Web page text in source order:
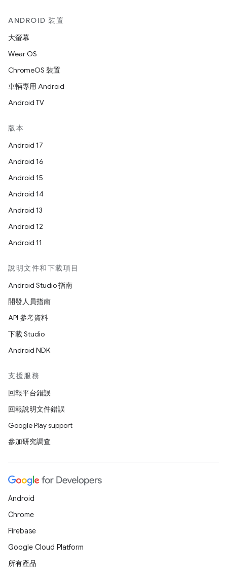
ANDROID 裝置
大螢幕
Wear OS
ChromeOS 裝置
車輛專用 Android
Android TV
版本
Android 17
Android 16
Android 15
Android 14
Android 13
Android 12
Android 11
說明文件和下載項目
Android Studio 指南
開發人員指南
API 參考資料
下載 Studio
Android NDK
支援服務
回報平台錯誤
回報說明文件錯誤
Google Play support
參加研究調查
Android
Chrome
Firebase
Google Cloud Platform
所有產品